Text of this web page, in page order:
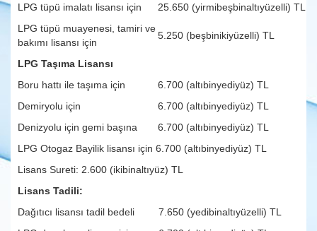
LPG tüpü imalatı lisansı için
25.650 (yirmibeşbinaltıyüzelli) TL
LPG tüpü muayenesi, tamiri ve
bakımı lisansı için
5.250 (beşbinikiyüzelli) TL
LPG Taşıma Lisansı
Boru hattı ile taşıma için
6.700 (altıbinyediyüz) TL
Demiryolu için
6.700 (altıbinyediyüz) TL
Denizyolu için gemi başına
6.700 (altıbinyediyüz) TL
LPG Otogaz Bayilik lisansı için 6.700 (altıbinyediyüz) TL
Lisans Sureti: 2.600 (ikibinaltıyüz) TL
Lisans Tadili:
Dağıtıcı lisansı tadil bedeli
7.650 (yedibinaltıyüzelli) TL